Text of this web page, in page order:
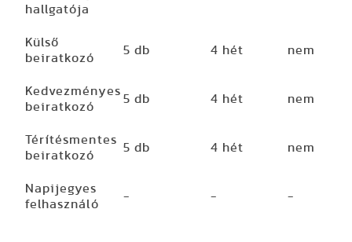
hallgatója
Külső
beiratkozó
5 db 4 hét nem
Kedvezményes
beiratkozó
5 db 4 hét nem
Térítésmentes
beiratkozó
5 db 4 hét nem
Napijegyes
felhasználó
- - -